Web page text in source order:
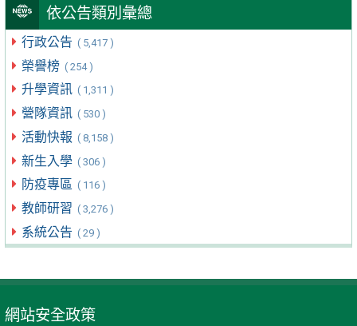
依公告類別彙總
行政公告 ( 5,417 )
榮譽榜 ( 254 )
升學資訊 ( 1,311 )
營隊資訊 ( 530 )
活動快報 ( 8,158 )
新生入學 ( 306 )
防疫專區 ( 116 )
教師研習 ( 3,276 )
系統公告 ( 29 )
網站安全政策